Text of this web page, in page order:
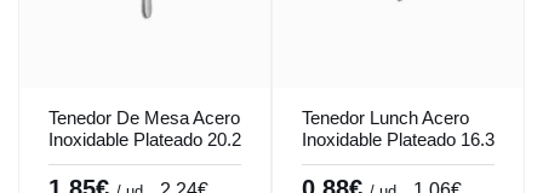
Tenedor De Mesa Acero
Inoxidable Plateado 20.2
Cm Tulip Pro.mundi
Tenedor Lunch Acero
Inoxidable Plateado 16.3
Cm Tulip Pro.mundi